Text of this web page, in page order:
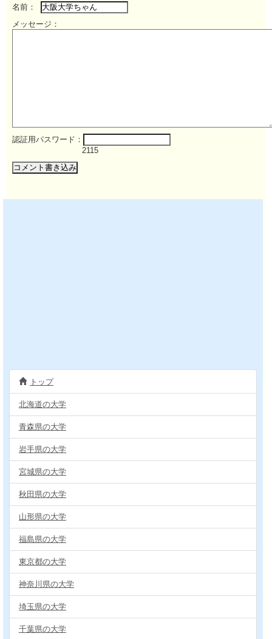
名前：
メッセージ：
認証用パスワード：
2115
トップ
北海道の大学
青森県の大学
岩手県の大学
宮城県の大学
秋田県の大学
山形県の大学
福島県の大学
東京都の大学
神奈川県の大学
埼玉県の大学
千葉県の大学